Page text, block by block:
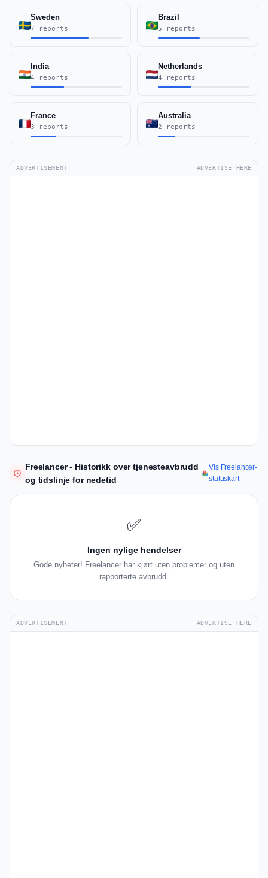
Sweden
7 reports
Brazil
5 reports
India
4 reports
Netherlands
4 reports
France
3 reports
Australia
2 reports
ADVERTISEMENT ADVERTISE HERE
Freelancer - Historikk over tjenesteavbrudd
og tidslinje for nedetid
Vis Freelancer-
statuskart
✅
Ingen nylige hendelser
Gode nyheter! Freelancer har kjørt uten problemer og uten
rapporterte avbrudd.
ADVERTISEMENT ADVERTISE HERE